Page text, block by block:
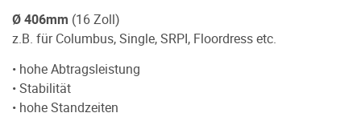
Ø 406mm (16 Zoll)
z.B. für Columbus, Single, SRPI, Floordress etc.
• hohe Abtragsleistung
• Stabilität
• hohe Standzeiten